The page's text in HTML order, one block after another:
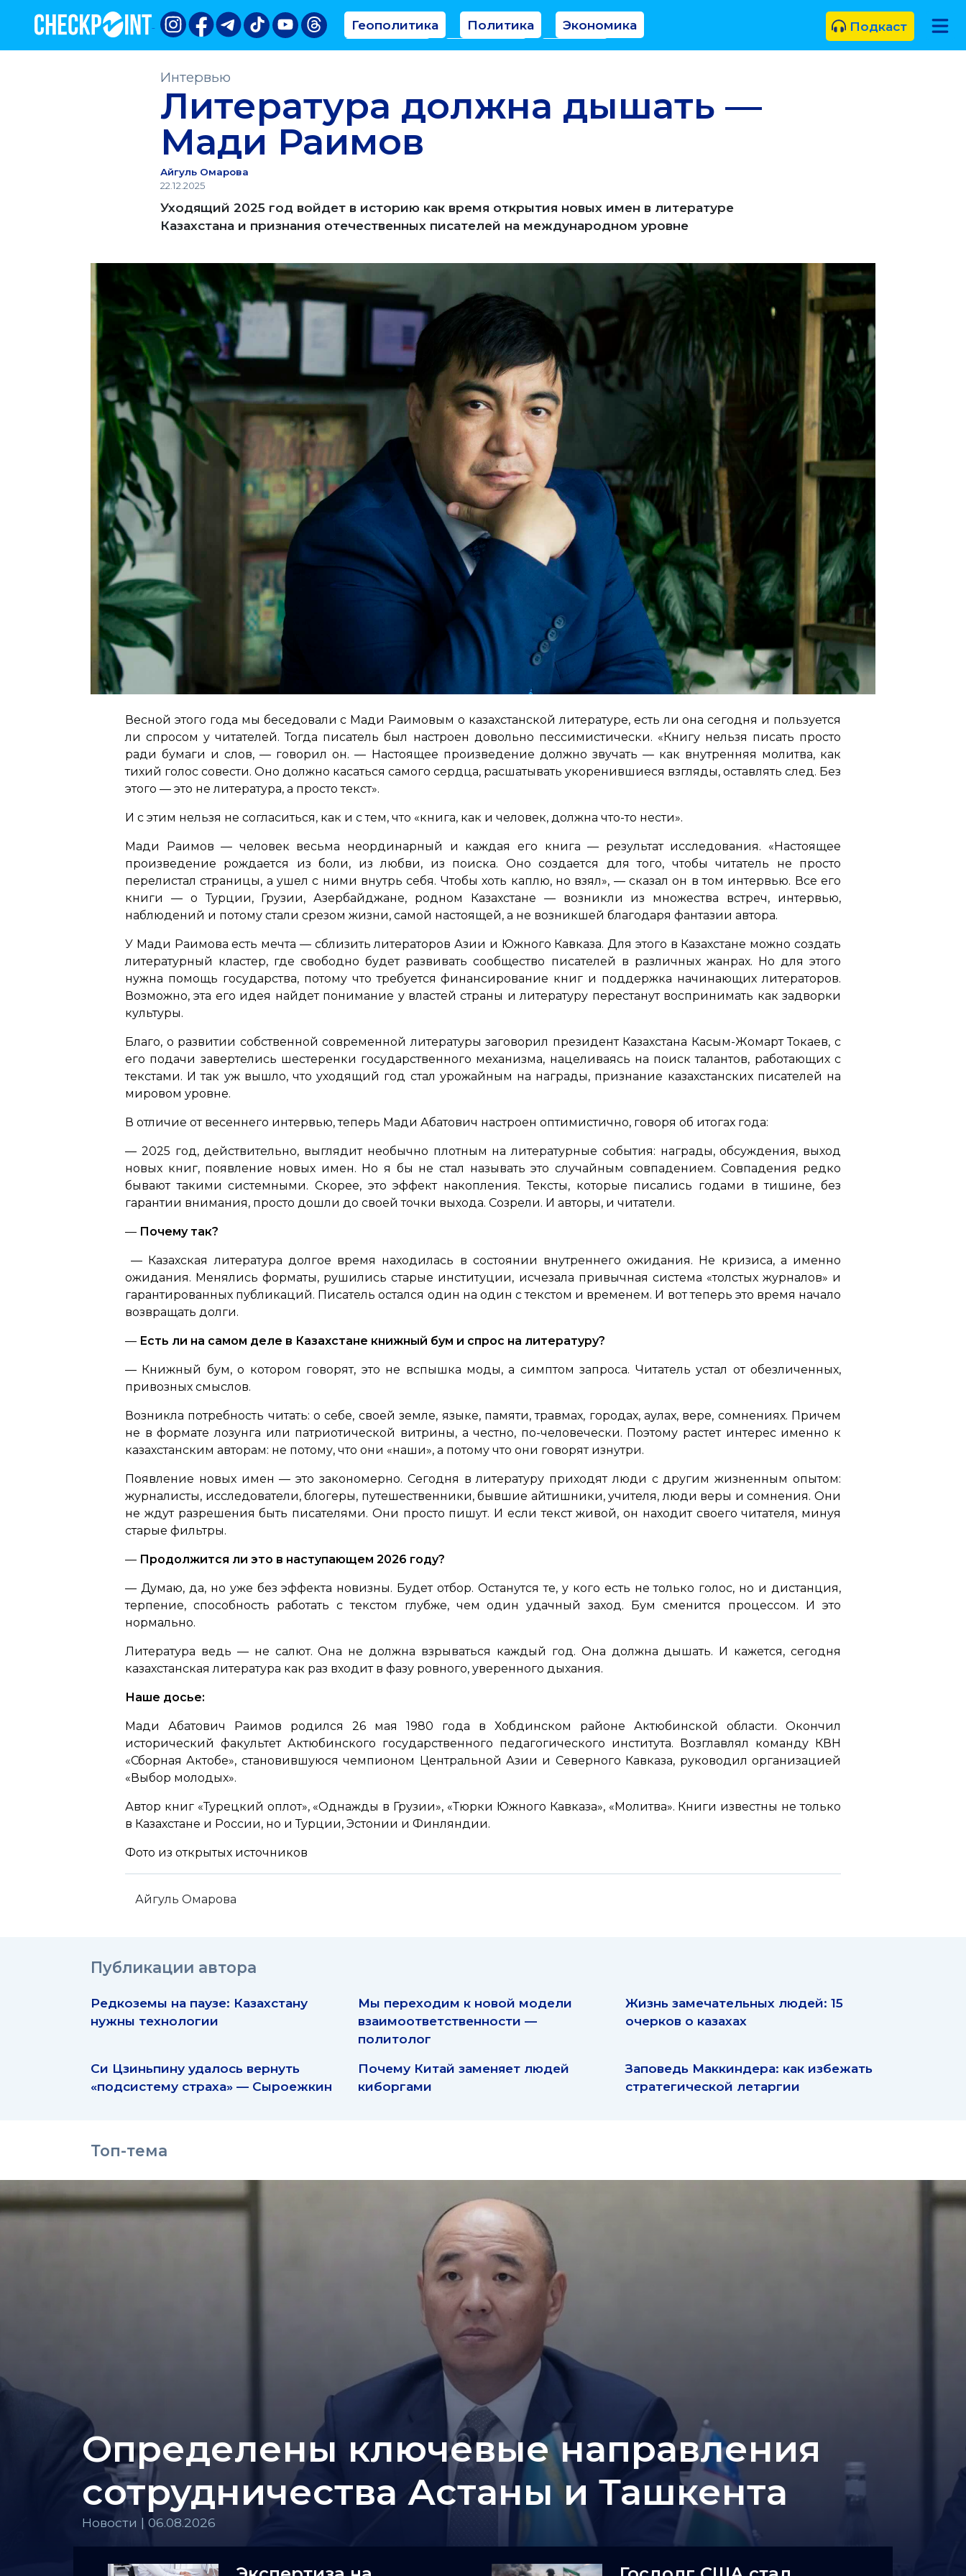
Геополитика Политика
Экономика
Аналитика
Интервью Мнение
Подкаст
Интервью
Литература должна дышать —
Мади Раимов
Айгуль Омарова
22.12.2025
Уходящий 2025 год войдет в историю как время открытия новых имен в литературе
Казахстана и признания отечественных писателей на международном уровне
Весной этого года мы беседовали с Мади Раимовым о казахстанской литературе, есть ли она сегодня и пользуется
ли спросом у читателей. Тогда писатель был настроен довольно пессимистически. «Книгу нельзя писать просто
ради бумаги и слов, — говорил он. — Настоящее произведение должно звучать — как внутренняя молитва, как
тихий голос совести. Оно должно касаться самого сердца, расшатывать укоренившиеся взгляды, оставлять след. Без
этого — это не литература, а просто текст».
И с этим нельзя не согласиться, как и с тем, что «книга, как и человек, должна что-то нести».
Мади Раимов — человек весьма неординарный и каждая его книга — результат исследования. «Настоящее
произведение рождается из боли, из любви, из поиска. Оно создается для того, чтобы читатель не просто
перелистал страницы, а ушел с ними внутрь себя. Чтобы хоть каплю, но взял», — сказал он в том интервью. Все его
книги — о Турции, Грузии, Азербайджане, родном Казахстане — возникли из множества встреч, интервью,
наблюдений и потому стали срезом жизни, самой настоящей, а не возникшей благодаря фантазии автора.
У Мади Раимова есть мечта — сблизить литераторов Азии и Южного Кавказа. Для этого в Казахстане можно создать
литературный кластер, где свободно будет развивать сообщество писателей в различных жанрах. Но для этого
нужна помощь государства, потому что требуется финансирование книг и поддержка начинающих литераторов.
Возможно, эта его идея найдет понимание у властей страны и литературу перестанут воспринимать как задворки
культуры.
Благо, о развитии собственной современной литературы заговорил президент Казахстана Касым-Жомарт Токаев, с
его подачи завертелись шестеренки государственного механизма, нацеливаясь на поиск талантов, работающих с
текстами. И так уж вышло, что уходящий год стал урожайным на награды, признание казахстанских писателей на
мировом уровне.
В отличие от весеннего интервью, теперь Мади Абатович настроен оптимистично, говоря об итогах года:
— 2025 год, действительно, выглядит необычно плотным на литературные события: награды, обсуждения, выход
новых книг, появление новых имен. Но я бы не стал называть это случайным совпадением. Совпадения редко
бывают такими системными. Скорее, это эффект накопления. Тексты, которые писались годами в тишине, без
гарантии внимания, просто дошли до своей точки выхода. Созрели. И авторы, и читатели.
— Почему так?
— Казахская литература долгое время находилась в состоянии внутреннего ожидания. Не кризиса, а именно
ожидания. Менялись форматы, рушились старые институции, исчезала привычная система «толстых журналов» и
гарантированных публикаций. Писатель остался один на один с текстом и временем. И вот теперь это время начало
возвращать долги.
— Есть ли на самом деле в Казахстане книжный бум и спрос на литературу?
— Книжный бум, о котором говорят, это не вспышка моды, а симптом запроса. Читатель устал от обезличенных,
привозных смыслов.
Возникла потребность читать: о себе, своей земле, языке, памяти, травмах, городах, аулах, вере, сомнениях. Причем
не в формате лозунга или патриотической витрины, а честно, по-человечески. Поэтому растет интерес именно к
казахстанским авторам: не потому, что они «наши», а потому что они говорят изнутри.
Появление новых имен — это закономерно. Сегодня в литературу приходят люди с другим жизненным опытом:
журналисты, исследователи, блогеры, путешественники, бывшие айтишники, учителя, люди веры и сомнения. Они
не ждут разрешения быть писателями. Они просто пишут. И если текст живой, он находит своего читателя, минуя
старые фильтры.
— Продолжится ли это в наступающем 2026 году?
— Думаю, да, но уже без эффекта новизны. Будет отбор. Останутся те, у кого есть не только голос, но и дистанция,
терпение, способность работать с текстом глубже, чем один удачный заход. Бум сменится процессом. И это
нормально.
Литература ведь — не салют. Она не должна взрываться каждый год. Она должна дышать. И кажется, сегодня
казахстанская литература как раз входит в фазу ровного, уверенного дыхания.
Наше досье:
Мади Абатович Раимов родился 26 мая 1980 года в Хобдинском районе Актюбинской области. Окончил
исторический факультет Актюбинского государственного педагогического института. Возглавлял команду КВН
«Сборная Актобе», становившуюся чемпионом Центральной Азии и Северного Кавказа, руководил организацией
«Выбор молодых».
Автор книг «Турецкий оплот», «Однажды в Грузии», «Тюрки Южного Кавказа», «Молитва». Книги известны не только
в Казахстане и России, но и Турции, Эстонии и Финляндии.
Фото из открытых источников
Айгуль Омарова
Публикации автора
Редкоземы на паузе: Казахстану
нужны технологии
Мы переходим к новой модели
взаимоответственности —
политолог
Жизнь замечательных людей: 15
очерков о казахах
Си Цзиньпину удалось вернуть
«подсистему страха» — Сыроежкин
Почему Китай заменяет людей
киборгами
Заповедь Маккиндера: как избежать
стратегической летаргии
Топ-тема
Определены ключевые направления
сотрудничества Астаны и Ташкента
Новости | 06.08.2026